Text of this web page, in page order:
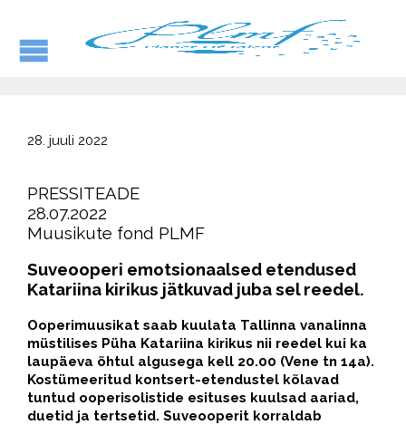
28. juuli 2022
PRESSITEADE
28.07.2022
Muusikute fond PLMF
Suveooperi emotsionaalsed etendused
Katariina kirikus jätkuvad juba sel reedel.
Ooperimuusikat saab kuulata Tallinna vanalinna
müstilises Püha Katariina kirikus nii reedel kui ka
laupäeva õhtul algusega kell 20.00 (Vene tn 14a).
Kostümeeritud kontsert-etendustel kõlavad
tuntud ooperisolistide esituses kuulsad aariad,
duetid ja tertsetid. Suveooperit korraldab